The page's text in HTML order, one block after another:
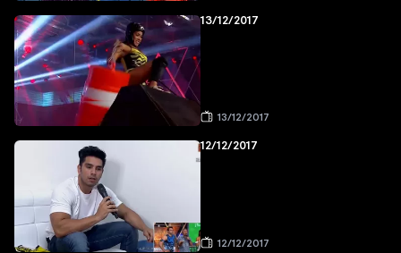
13/12/2017
13/12/2017
12/12/2017
12/12/2017